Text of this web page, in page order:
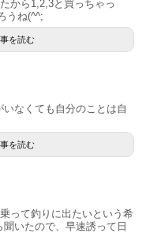
から1,2,3と買っちゃっ
うね(^^;
を読む
なくても自分のことは自
を読む
って釣りに出たいという希
いたので、早速誘って日